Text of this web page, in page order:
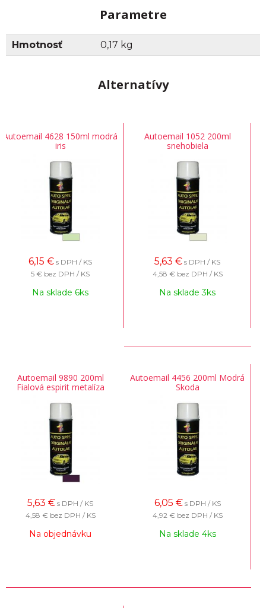
Parametre
Hmotnosť 0,17 kg
Alternatívy
Autoemail 4628 150ml modrá
iris
6,15 € s DPH / KS
5 € bez DPH / KS
Na sklade 6ks
Autoemail 1052 200ml
snehobiela
5,63 € s DPH / KS
4,58 € bez DPH / KS
Na sklade 3ks
Autoemail 9890 200ml
Fialová espirit metalíza
5,63 € s DPH / KS
4,58 € bez DPH / KS
Na objednávku
Autoemail 4456 200ml Modrá
Skoda
6,05 € s DPH / KS
4,92 € bez DPH / KS
Na sklade 4ks